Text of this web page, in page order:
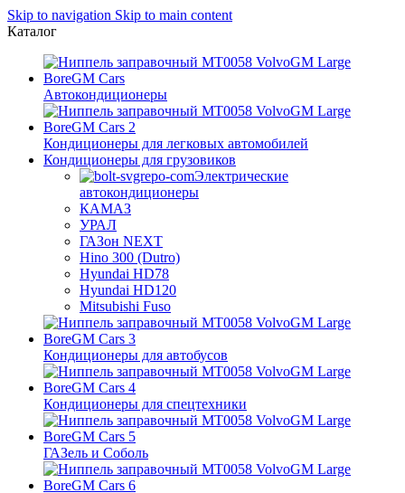
Skip to navigation Skip to main content
Каталог
Автокондиционеры
Кондиционеры для легковых автомобилей
Кондиционеры для грузовиков
Электрические
автокондиционеры
КАМАЗ
УРАЛ
ГАЗон NEXT
Hino 300 (Dutro)
Hyundai HD78
Hyundai HD120
Mitsubishi Fuso
Кондиционеры для автобусов
Кондиционеры для спецтехники
ГАЗель и Соболь